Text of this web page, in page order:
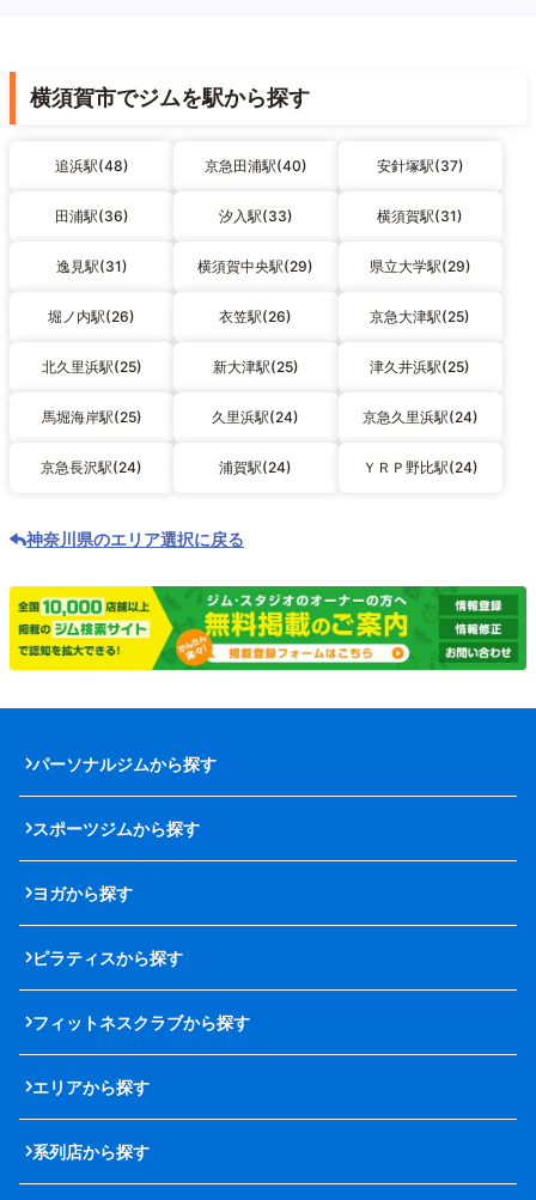
横須賀市でジムを駅から探す
追浜駅(48) 京急田浦駅(40) 安針塚駅(37)
田浦駅(36) 汐入駅(33) 横須賀駅(31)
逸見駅(31) 横須賀中央駅(29) 県立大学駅(29)
堀ノ内駅(26) 衣笠駅(26) 京急大津駅(25)
北久里浜駅(25) 新大津駅(25) 津久井浜駅(25)
馬堀海岸駅(25) 久里浜駅(24) 京急久里浜駅(24)
京急長沢駅(24) 浦賀駅(24) ＹＲＰ野比駅(24)
神奈川県のエリア選択に戻る
パーソナルジムから探す
スポーツジムから探す
ヨガから探す
ピラティスから探す
フィットネスクラブから探す
エリアから探す
系列店から探す